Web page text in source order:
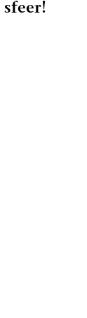
sfeer!